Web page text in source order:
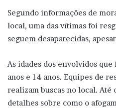
Segundo informações de
local, uma das vítimas foi
seguem desaparecidas,
As idades dos envolvidos
anos e 14 anos. Equipes de
realizam buscas no local. Até
detalhes sobre como o